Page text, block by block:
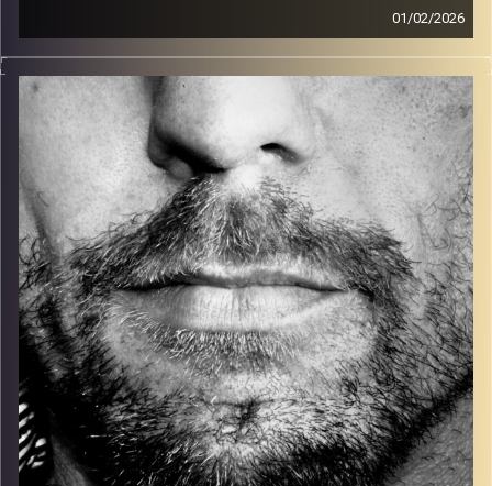
01/02/2026
זיפים, מוזיקה מחוספסת של הופעות חיות. הרבה ג'אם, רוק,
בלוז, bluegrass, ג'אז, Fאנק, פרוגרסיב ואפילו אלקטרוניקה.
כל מה שחי, אמיתי ונושם.
עם שמוליק רגב.
קרדיט תמונות: David Goehring